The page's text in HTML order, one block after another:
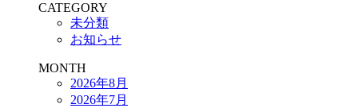
CATEGORY
未分類
お知らせ
MONTH
2026年8月
2026年7月